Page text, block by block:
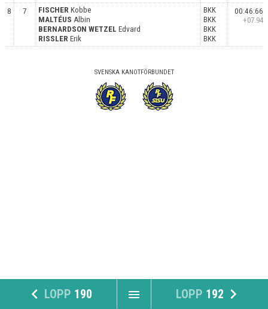
8 7 FISCHER Kobbe
MALTÉUS Albin
BERNARDSON WETZEL Edvard
RISSLER Erik
BKK
BKK
BKK
BKK
00:46:66
+07.94
SVENSKA KANOTFÖRBUNDET
navigate_before LOPP 190 menu LOPP 192 navigate_next